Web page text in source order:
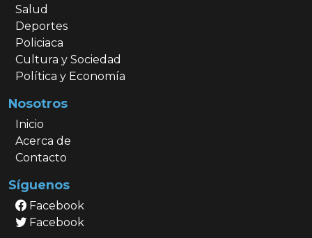
Salud
Deportes
Policiaca
Cultura y Sociedad
Política y Economía
Nosotros
Inicio
Acerca de
Contacto
Síguenos
Facebook
Facebook